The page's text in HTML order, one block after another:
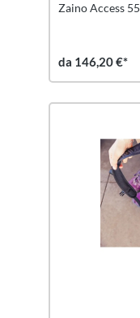
Zaino Access 55
da 146,20 €*